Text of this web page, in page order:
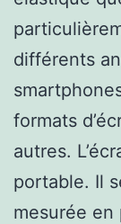
différents
formats
autres.
portable. Il
mesurée en